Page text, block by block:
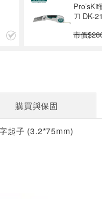
刀 DK-
市價$
購買與保固
起子 (3.2*75mm)